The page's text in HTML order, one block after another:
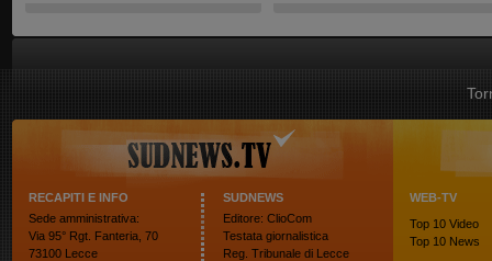
RECAPITI E INFO
Sede amministrativa:
Via 95° Rgt. Fanteria, 70
73100 Lecce
SUDNEWS
Editore: ClioCom
Testata giornalistica
Reg. Tribunale di Lecce
WEB-TV
Top 10 Video
Top 10 News